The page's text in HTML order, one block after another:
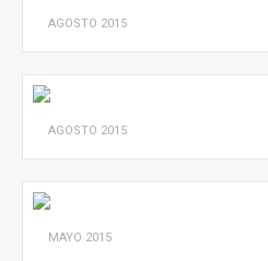
AGOSTO 2015
AGOSTO 2015
MAYO 2015